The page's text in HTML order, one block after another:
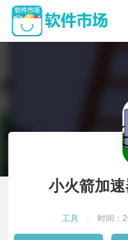
小火箭加
工具 时间：